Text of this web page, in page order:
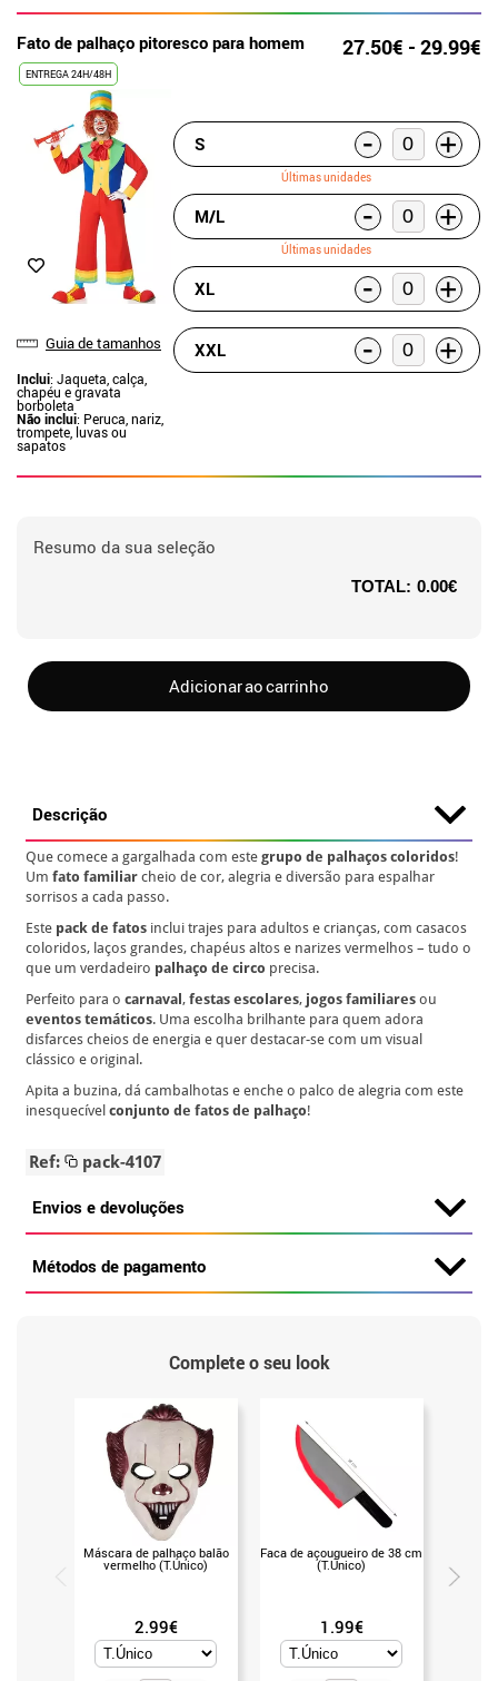
Fato de palhaço pitoresco para homem 27.50€ - 29.99€
ENTREGA 24H/48H
Guia de tamanhos
Inclui: Jaqueta, calça,
chapéu e gravata
borboleta
Não inclui: Peruca, nariz,
trompete, luvas ou
sapatos
S - +
Últimas unidades
M/L - +
Últimas unidades
XL - +
XXL - +
Resumo da sua seleção
TOTAL: 0.00€
Adicionar ao carrinho
Descrição
Que comece a gargalhada com estegrupo de palhaços coloridos!
Umfato familiar cheio de cor, alegria e diversão para espalhar
sorrisos a cada passo.
Este pack de fatos inclui trajes para adultos e crianças, com casacos
coloridos, laços grandes, chapéus altos e narizes vermelhos – tudo o
que um verdadeiro palhaço de circo precisa.
Perfeito para ocarnaval,festas escolares, jogos familiares ou
eventos temáticos. Uma escolha brilhante para quem adora
disfarces cheios de energia e quer destacar-se com um visual
clássico e original.
Apita a buzina, dá cambalhotas e enche o palco de alegria com este
inesquecívelconjunto de fatos de palhaço!
Ref: pack-4107
Envios e devoluções
Métodos de pagamento
Complete o seu look
Máscara de palhaço balão
vermelho (T.Único)
2.99€
Faca de açougueiro de 38 cm
(T.Único)
1.99€